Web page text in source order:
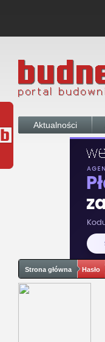
Aktualności
Strona główna Hasło